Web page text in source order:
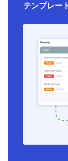
テンプレー